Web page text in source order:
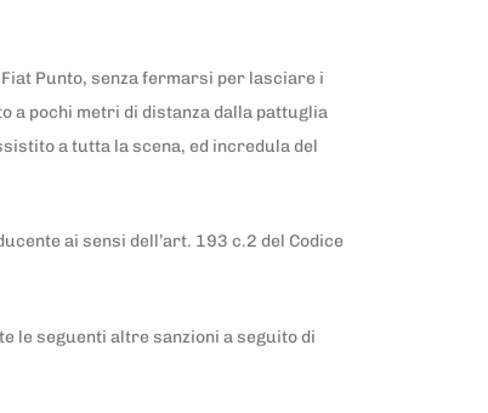
Punto, senza fermarsi per lasciare i
a pochi metri di distanza dalla pattuglia
a tutta la scena, ed incredula del
ai sensi dell’art. 193 c.2 del Codice
le seguenti altre sanzioni a seguito di